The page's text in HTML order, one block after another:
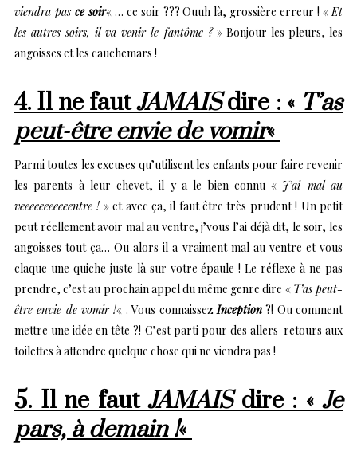
viendra pas ce soir« … ce soir ??? Ouuh là, grossière erreur ! «Et
les autres soirs, il va venir le fantôme ?» Bonjour les pleurs, les
angoisses et les cauchemars !
4. Il ne fautJAMAISdire : « T’as
peut-être envie de vomir«
Parmi toutes les excuses qu’utilisent les enfants pour faire revenir
les parents à leur chevet, il y a le bien connu « J’ai mal au
veeeeeeeeeeentre ! » et avec ça, il faut être très prudent ! Un petit
peut réellement avoir mal au ventre, j’vous l’ai déjà dit, le soir, les
angoisses tout ça… Ou alors il a vraiment mal au ventre et vous
claque une quiche juste là sur votre épaule ! Le réflexe à ne pas
prendre, c’est au prochain appel du même genre dire « T’as peut-
être envie de vomir !« . Vous connaissezInception ?! Ou comment
mettre une idée en tête ?! C’est parti pour des allers-retours aux
toilettes à attendre quelque chose qui ne viendra pas !
5. Il ne faut JAMAISdire : « Je
pars, à demain !«